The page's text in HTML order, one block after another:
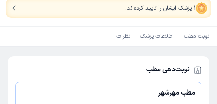
1 پزشک ایشان را تایید کرده‌اند.
نوبت مطب اطلاعات پزشک نظرات
نوبت‌دهی مطب
مطب مهرشهر